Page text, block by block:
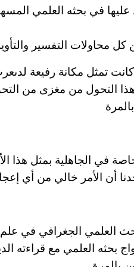
عليها في بحثه العلمي
محاولات التفسير
تمثل مكانة رفيعة
التحول من مغزى من
في الجاهلية بمثل هذا
أن الأمر خالي من أي
العلمي الجغرافي في علم
بحثه العلمي مع قراءته